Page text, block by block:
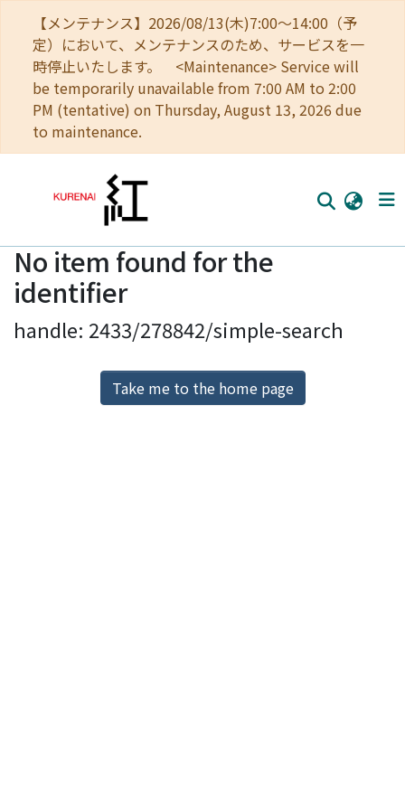
【メンテナンス】2026/08/13(木)7:00～14:00（予
定）において、メンテナンスのため、サービスを一
時停止いたします。 <Maintenance> Service will
be temporarily unavailable from 7:00 AM to 2:00
PM (tentative) on Thursday, August 13, 2026 due
to maintenance.
Home
Communities
Browse
Download Ranking
No item found for the
identifier
handle: 2433/278842/simple-search
Take me to the home page